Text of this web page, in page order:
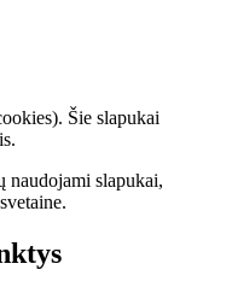
Šie slapukai
naudojami slapukai,